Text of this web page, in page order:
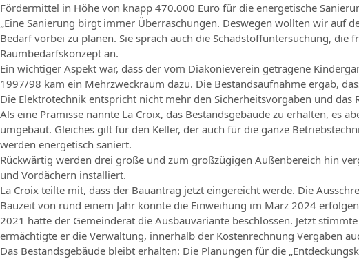
Fördermittel in Höhe von knapp 470.000 Euro für die energetische
„Eine Sanierung birgt immer Überraschungen. Deswegen wollten wir auf
Bedarf vorbei zu planen. Sie sprach auch die Schadstoffuntersuchung,
Raumbedarfskonzept an.
Ein wichtiger Aspekt war, dass der vom Diakonieverein getragene
1997/98 kam ein Mehrzweckraum dazu. Die Bestandsaufnahme ergab,
Die Elektrotechnik entspricht nicht mehr den Sicherheitsvorgaben und
Als eine Prämisse nannte La Croix, das Bestandsgebäude zu erhalten, es
umgebaut. Gleiches gilt für den Keller, der auch für die ganze
werden energetisch saniert.
Rückwärtig werden drei große und zum großzügigen Außenbereich hin
und Vordächern installiert.
La Croix teilte mit, dass der Bauantrag jetzt eingereicht werde. Die
Bauzeit von rund einem Jahr könnte die Einweihung im März 2024
2021 hatte der Gemeinderat die Ausbauvariante beschlossen. Jetzt
ermächtigte er die Verwaltung, innerhalb der Kostenrechnung Vergaben
Das Bestandsgebäude bleibt erhalten: Die Planungen für die